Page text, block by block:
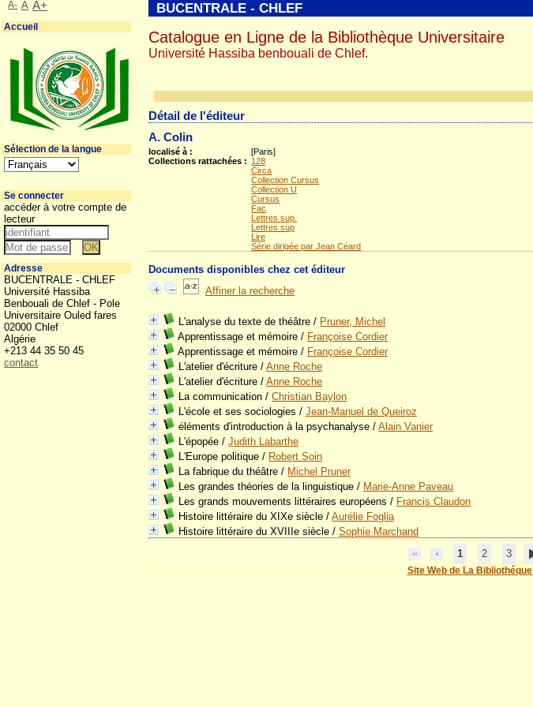
Détail de l'éditeur
A. Colin
localisé à :
[Paris]
Collections rattachées : 128
Circa
Collection Cursus
Collection U
Cursus
Fac
Lettres sup.
Lettres sup
Lire
Série dirigée par Jean Céard
Documents disponibles chez cet éditeur
Affiner la recherche
L'analyse du texte de théâtre / Pruner, Michel
Apprentissage et mémoire / Françoise Cordier
Apprentissage et mémoire / Françoise Cordier
L'atelier d'écriture /Anne Roche
L'atelier d'écriture /Anne Roche
La communication /Christian Baylon
L'école et ses sociologies /Jean-Manuel de Queiroz
éléments d'introduction à la psychanalyse /Alain Vanier
L'épopée /Judith Labarthe
L'Europe politique / Robert Soin
La fabrique du théâtre / Michel Pruner
Les grandes théories de la linguistique / Marie-Anne Paveau
Les grands mouvements littéraires européens / Francis Claudon
Histoire littéraire du XIXe siècle /Aurélie Foglia
Histoire littéraire du XVIIIe siècle /Sophie Marchand
1
2 3
Site Web de La Bibliothéque
BUCENTRALE - CHLEF
Catalogue en Ligne de la Bibliothèque Universitaire
Université Hassiba benbouali de Chlef.
A- A A+
Accueil
Sélection de la langue
Se connecter
accéder à votre compte de
lecteur
Adresse
BUCENTRALE - CHLEF
Université Hassiba
Benbouali de Chlef - Pole
Universitaire Ouled fares
02000 Chlef
Algérie
+213 44 35 50 45
contact